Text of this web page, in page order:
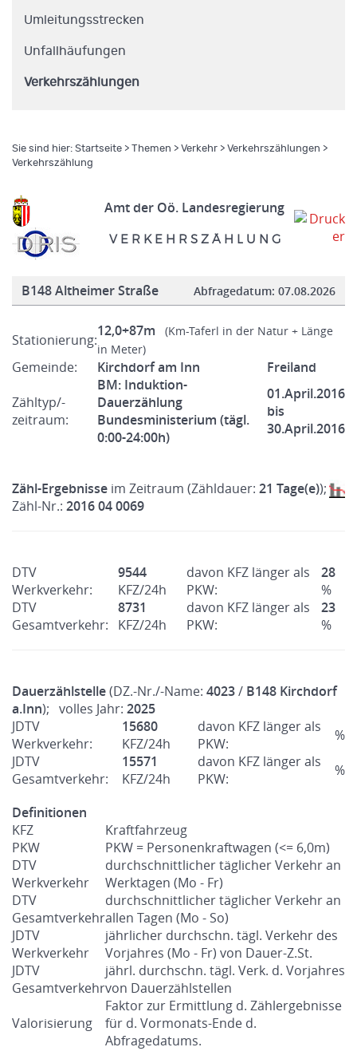
Umleitungsstrecken
Unfallhäufungen
Verkehrszählungen
Sie sind hier: Startseite > Themen > Verkehr > Verkehrszählungen >
Verkehrszählung
Amt der Oö. Landesregierung
V E R K E H R S Z Ä H L U N G
B148 Altheimer Straße Abfragedatum: 07.08.2026
Stationierung:
12,0+87m
(Km-Taferl in der Natur + Länge
in Meter)
Gemeinde: Kirchdorf am Inn
Freiland
Zähltyp/-
zeitraum:
BM: Induktion-
Dauerzählung
Bundesministerium (tägl.
0:00-24:00h)
01.April.2016
bis
30.April.2016
Zähl-Ergebnisse im Zeitraum (Zähldauer: 21 Tage(e));
Zähl-Nr.: 2016 04 0069
DTV
Werkverkehr:
9544
KFZ/24h
davon KFZ länger als
PKW:
28
%
DTV
Gesamtverkehr:
8731
KFZ/24h
davon KFZ länger als
PKW:
23
%
Dauerzählstelle(DZ.-Nr./-Name: 4023/ B148 Kirchdorf
a.Inn); volles Jahr: 2025
JDTV
Werkverkehr:
15680
KFZ/24h
davon KFZ länger als
PKW:
%
JDTV
Gesamtverkehr:
15571
KFZ/24h
davon KFZ länger als
PKW:
%
Definitionen
KFZ
Kraftfahrzeug
PKW
PKW = Personenkraftwagen (<= 6,0m)
DTV
Werkverkehr
durchschnittlicher täglicher Verkehr an
Werktagen (Mo - Fr)
DTV
Gesamtverkehr
durchschnittlicher täglicher Verkehr an
allen Tagen (Mo - So)
JDTV
Werkverkehr
jährlicher durchschn. tägl. Verkehr des
Vorjahres (Mo - Fr) von Dauer-Z.St.
JDTV
Gesamtverkehr
jährl. durchschn. tägl. Verk. d. Vorjahres
von Dauerzählstellen
Valorisierung
Faktor zur Ermittlung d. Zählergebnisse
für d. Vormonats-Ende d.
Abfragedatums.